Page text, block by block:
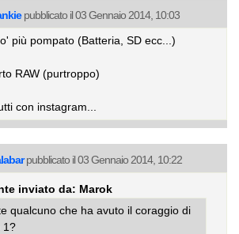
pubblicato il 03 Gennaio 2014, 10:03
più pompato (Batteria, SD ecc...)
RAW (purtroppo)
con instagram...
pubblicato il 03 Gennaio 2014, 10:22
inviato da: Marok
qualcuno che ha avuto il coraggio di
1?